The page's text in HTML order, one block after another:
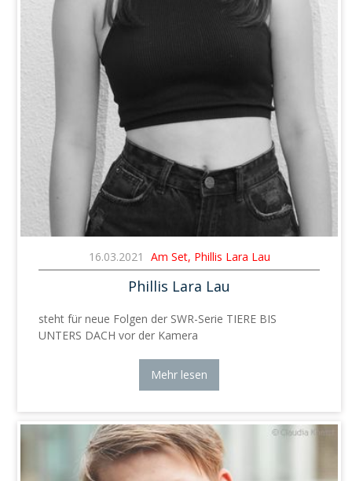
16.03.2021 Am Set, Phillis Lara Lau
Phillis Lara Lau
steht für neue Folgen der SWR-Serie TIERE BIS
UNTERS DACH vor der Kamera
Mehr lesen